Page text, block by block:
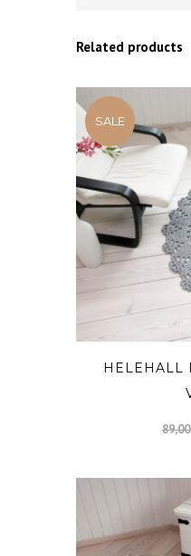
Related products
SALE
HELEHALL